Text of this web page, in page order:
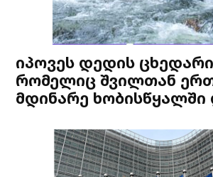
იპოვეს დედის
რომელიც შვილთან
მდინარე